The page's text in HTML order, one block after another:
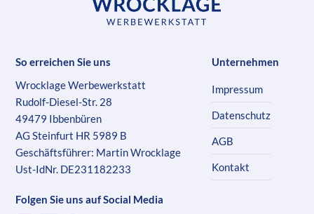
So erreichen Sie uns
Wrocklage Werbewerkstatt
Rudolf-Diesel-Str. 28
49479 Ibbenbüren
AG Steinfurt HR 5989 B
Geschäftsführer: Martin Wrocklage
Ust-IdNr. DE231182233
Folgen Sie uns auf Social Media
Unternehmen
Impressum
Datenschutz
AGB
Kontakt